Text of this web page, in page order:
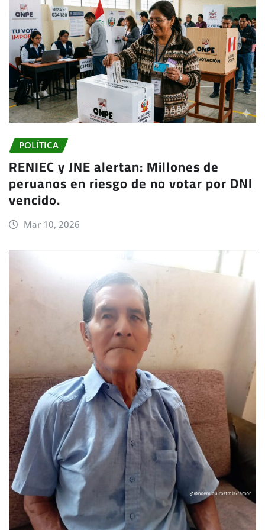
POLÍTICA
RENIEC y JNE alertan: Millones de
peruanos en riesgo de no votar por DNI
vencido.
Mar 10, 2026